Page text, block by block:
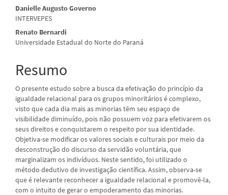
Conteúdo
do
artigo
principal
Danielle Augusto Governo
INTERVEPES
Renato Bernardi
Universidade Estadual do Norte do Paraná
Resumo
O presente estudo sobre a busca da efetivação do princípio da
igualdade relacional para os grupos minoritários é complexo,
visto que cada dia mais as minorias têm seu espaço de
visibilidade diminuído, pois não possuem voz para efetivarem os
seus direitos e conquistarem o respeito por sua identidade.
Objetiva-se modificar os valores sociais e culturais por meio da
desconstrução do discurso da servidão voluntária, que
marginalizam os indivíduos. Neste sentido, foi utilizado o
método dedutivo de investigação científica. Assim, observa-se
que é relevante reconhecer a igualdade relacional e promovê-la,
com o intuito de gerar o empoderamento das minorias.